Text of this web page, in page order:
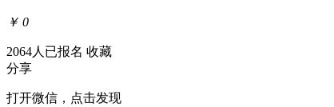
￥ 0
2064人已报名 收藏
分享
打开微信，点击发现